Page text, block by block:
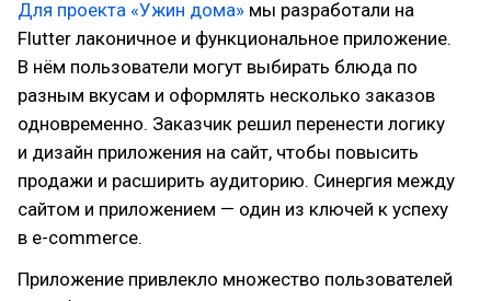
Для проекта «Ужин дома» мы разработали на
Flutter лаконичное и функциональное приложение.
В нём пользователи могут выбирать блюда по
разным вкусам и оформлять несколько заказов
одновременно. Заказчик решил перенести логику
и дизайн приложения на сайт, чтобы повысить
продажи и расширить аудиторию. Синергия между
сайтом и приложением — один из ключей к успеху
в e-commerce.
Приложение привлекло множество пользователей